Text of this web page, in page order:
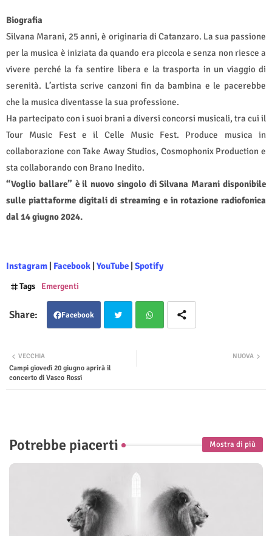
Biografia
Silvana Marani, 25 anni, è originaria di Catanzaro. La sua passione
per la musica è iniziata da quando era piccola e senza non riesce a
vivere perché la fa sentire libera e la trasporta in un viaggio di
serenità. L’artista scrive canzoni fin da bambina e le pacerebbe
che la musica diventasse la sua professione.
Ha partecipato con i suoi brani a diversi concorsi musicali, tra cui il
Tour Music Fest e il Celle Music Fest. Produce musica in
collaborazione con Take Away Studios, Cosmophonix Production e
sta collaborando con Brano Inedito.
“Voglio ballare” è il nuovo singolo di Silvana Marani disponibile
sulle piattaforme digitali di streaming e in rotazione radiofonica
dal 14 giugno 2024.
Instagram | Facebook | YouTube | Spotify
Tags Emergenti
Facebook
NUOVA
VECCHIA
Campi giovedì 20 giugno aprirà il
concerto di Vasco Rossi
Potrebbe piacerti Mostra di più